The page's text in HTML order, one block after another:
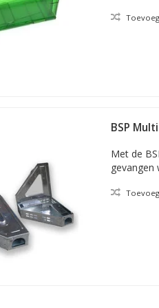
BSP
Met de
gevangen